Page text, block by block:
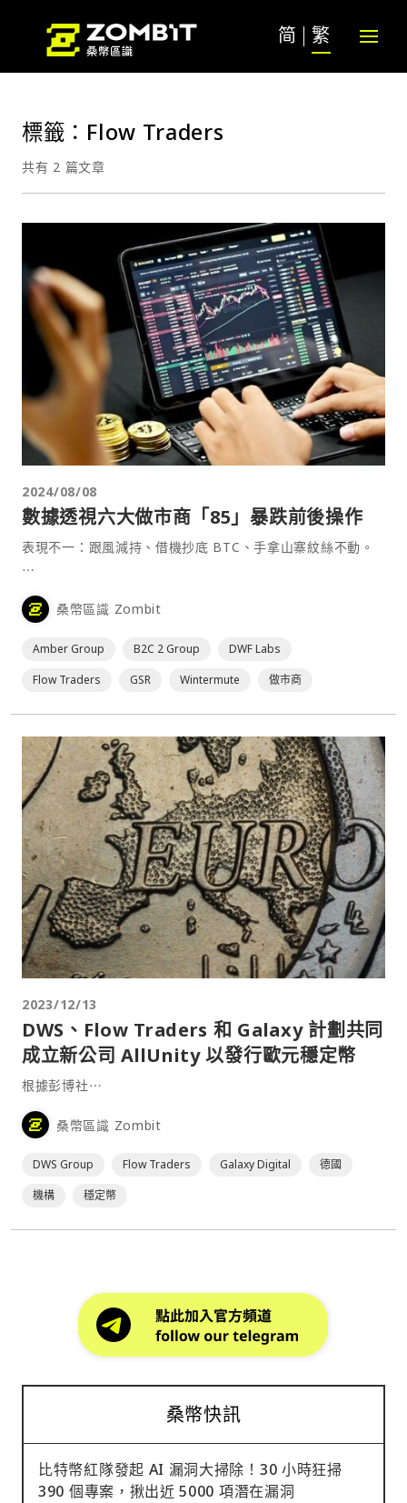
简 繁
標籤：Flow Traders
共有 2 篇文章
2024/08/08
數據透視六大做市商「85」暴跌前後操作
表現不一：跟風減持、借機抄底 BTC、手拿山寨紋絲不動。
⋯
桑幣區識 Zombit
Amber Group B2C 2 Group
DWF Labs
Flow Traders
GSR Wintermute 做市商
2023/12/13
DWS、Flow Traders 和 Galaxy 計劃共同
成立新公司 AllUnity 以發行歐元穩定幣
根據彭博社⋯
桑幣區識 Zombit
DWS Group Flow Traders Galaxy Digital
德國
機構
穩定幣
桑幣快訊
比特幣紅隊發起 AI 漏洞大掃除！30 小時狂掃
390 個專案，揪出近 5000 項潛在漏洞